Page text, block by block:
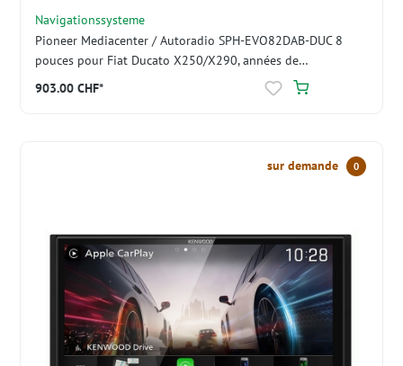
Navigationssysteme
Pioneer Mediacenter / Autoradio SPH-EVO82DAB-DUC 8
pouces pour Fiat Ducato X250/X290, années de
903.00 CHF*
sur demande 0